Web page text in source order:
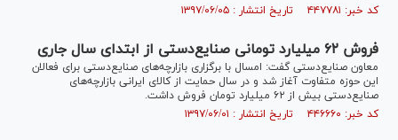
کد خبر: ۴۴۷۷۸۱ تاریخ انتشار : ۱۳۹۷/۰۶/۰۵
فروش ۶۲ میلیارد تومانی صنایع‌دستی از ابتدای سال جاری
معاون صنایع‌دستی گفت: امسال با برگزاری بازارچه‌های صنایع‌دستی برای فعالان
این حوزه متفاوت آغاز شد و در سال حمایت از کالای ایرانی بازارچه‌های
صنایع‌دستی بیش از ۶۲ میلیارد تومان فروش داشت.
کد خبر: ۴۴۶۶۶۰ تاریخ انتشار : ۱۳۹۷/۰۶/۰۱